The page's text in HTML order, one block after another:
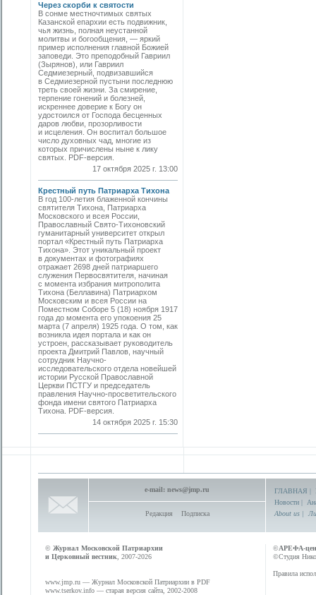
Через скорби к святости
В сонме местночтимых святых
Казанской епархии есть подвижник,
чья жизнь, полная неустанной
молитвы и богообщения, — яркий
пример исполнения главной Божией
заповеди. Это преподобный Гавриил
(Зырянов), или Гавриил
Седмиезерный, подвизавшийся
в Седмиезерной пустыни последнюю
треть своей жизни. За смирение,
терпение гонений и болезней,
искреннее доверие к Богу он
удостоился от Господа бесценных
даров любви, прозорливости
и исцеления. Он воспитал большое
число духовных чад, многие из
которых причислены ныне к лику
святых. PDF-версия.
17 октября 2025 г. 13:00
Крестный путь Патриарха Тихона
В год 100-летия блаженной кончины
святителя Тихона, Патриарха
Московского и всея России,
Православный Свято-Тихоновский
гуманитарный университет открыл
портал «Крестный путь Патриарха
Тихона». Этот уникальный проект
в документах и фотографиях
отражает 2698 дней патриаршего
служения Первосвятителя, начиная
с момента избрания митрополита
Тихона (Беллавина) Патриархом
Московским и всея России на
Поместном Соборе 5 (18) ноября 1917
года до момента его упокоения 25
марта (7 апреля) 1925 года. О том, как
возникла идея портала и как он
устроен, рассказывает руководитель
проекта Дмитрий Павлов, научный
сотрудник Научно-
исследовательского отдела новейшей
истории Русской Православной
Церкви ПСТГУ и председатель
правления Научно-просветительского
фонда имени святого Патриарха
Тихона. PDF-версия.
14 октября 2025 г. 15:30
e-mail: news@jmp.ru
Редакция Подписка
ГЛАВНАЯ |
Новости |
About us |
© Журнал Московской Патриархии
и Церковный вестник , 2007-2026
www.jmp.ru — Журнал Московской Патриархии в PDF
www.tserkov.info — старая версия сайта, 2002-2008
©АРЕФА-
©Студия
Правила